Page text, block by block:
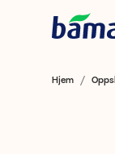
Hjem